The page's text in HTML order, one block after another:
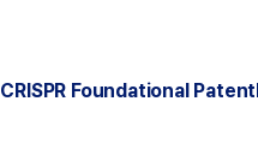
CRISPR Foundational Patent